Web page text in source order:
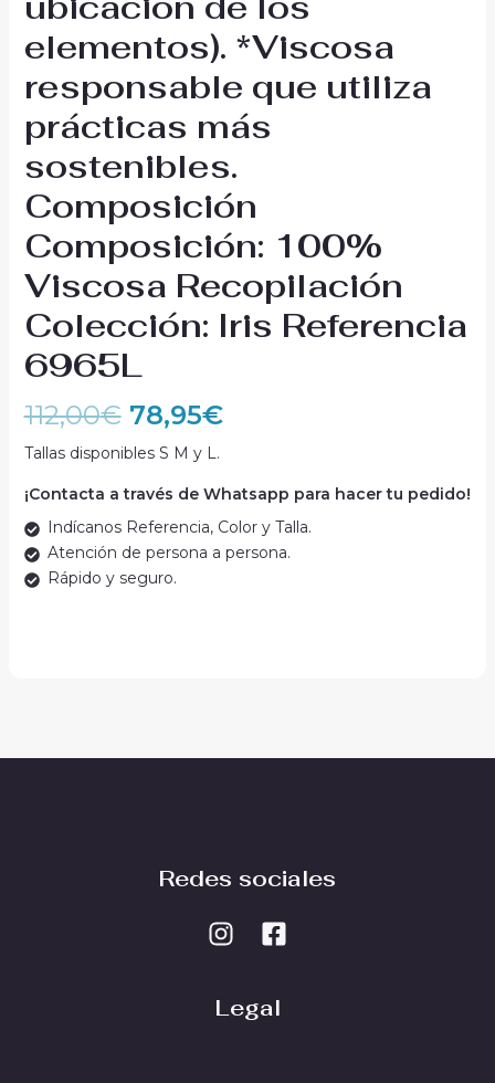
elementos). *Viscosa
responsable que utiliza
prácticas más
sostenibles.
Composición
Composición: 100%
Viscosa Recopilación
Colección: Iris Referencia
6965L
112,00€ 78,95€
Tallas disponibles S M y L.
¡Contacta a través de Whatsapp para hacer tu pedido!
Indícanos Referencia, Color y Talla.
Atención de persona a persona.
Rápido y seguro.
Redes sociales
Legal